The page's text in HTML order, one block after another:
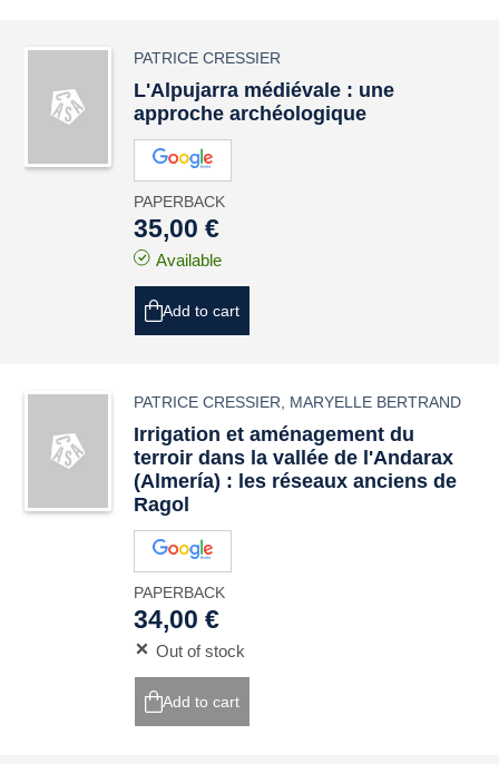
PATRICE CRESSIER
L'Alpujarra médiévale : une
approche archéologique
PAPERBACK
35,00 €
Available
Add to cart
PATRICE CRESSIER MARYELLE BERTRAND
Irrigation et aménagement du
terroir dans la vallée de l'Andarax
(Almería) : les réseaux anciens de
Ragol
PAPERBACK
34,00 €
Out of stock
Add to cart